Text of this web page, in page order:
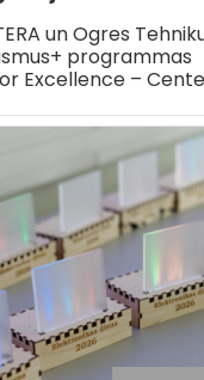
un Ogres
programmas
Excellence –